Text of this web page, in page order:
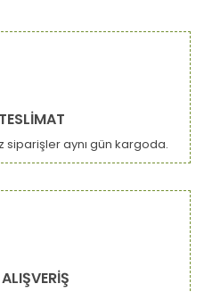
siparişler aynı gün kargoda.